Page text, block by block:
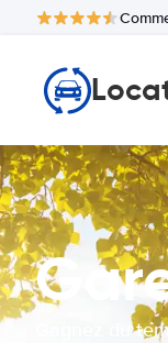
Gagnez du